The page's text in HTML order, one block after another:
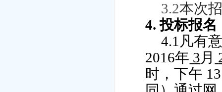
3.2本次
4.投标报名
4.1 凡有
2016年 3月
时，下午 13